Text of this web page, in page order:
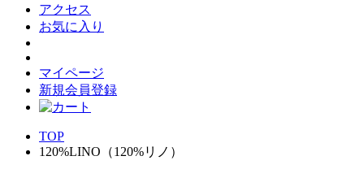
アクセス
お気に入り
マイページ
新規会員登録
TOP
120%LINO（120%リノ）